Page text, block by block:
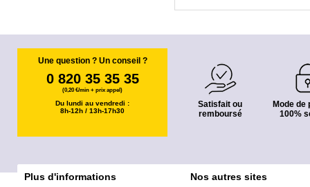
Une question ? Un conseil ?
0 820 35 35 35
(0,20 €/min + prix appel)
Du lundi au vendredi :
8h-12h / 13h-17h30
Satisfait ou
remboursé
Mode de
100%
Plus d'informations Nos autres sites